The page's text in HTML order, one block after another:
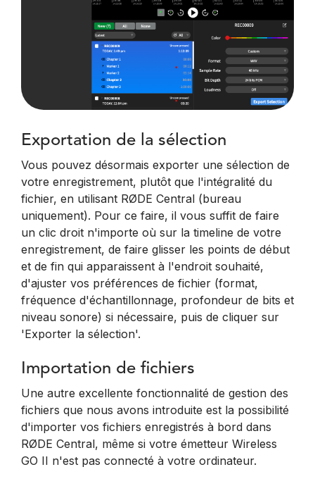
Exportation de la sélection
Vous pouvez désormais exporter une sélection de
votre enregistrement, plutôt que l'intégralité du
fichier, en utilisant RØDE Central (bureau
uniquement). Pour ce faire, il vous suffit de faire
un clic droit n'importe où sur la timeline de votre
enregistrement, de faire glisser les points de début
et de fin qui apparaissent à l'endroit souhaité,
d'ajuster vos préférences de fichier (format,
fréquence d'échantillonnage, profondeur de bits et
niveau sonore) si nécessaire, puis de cliquer sur
'Exporter la sélection'.
Importation de fichiers
Une autre excellente fonctionnalité de gestion des
fichiers que nous avons introduite est la possibilité
d'importer vos fichiers enregistrés à bord dans
RØDE Central, même si votre émetteur Wireless
GO II n'est pas connecté à votre ordinateur.